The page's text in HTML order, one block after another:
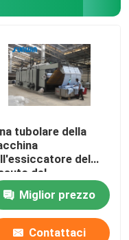
tubolare della
del
del
a gas
asciugatrice
Min
Miglior prezzo
Contattaci